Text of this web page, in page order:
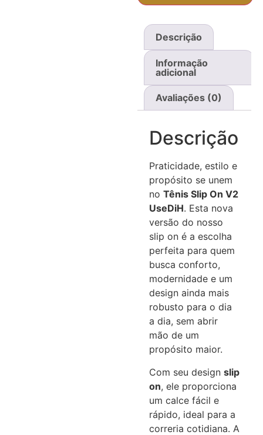
Descrição
Informação
adicional
Avaliações (0)
Descrição
Praticidade, estilo e
propósito se unem
no Tênis Slip On V2
UseDiH. Esta nova
versão do nosso
slip on é a escolha
perfeita para quem
busca conforto,
modernidade e um
design ainda mais
robusto para o dia
a dia, sem abrir
mão de um
propósito maior.
Com seu design slip
on, ele proporciona
um calce fácil e
rápido, ideal para a
correria cotidiana. A